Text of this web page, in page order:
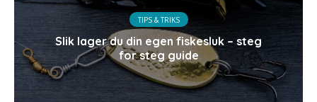
TIPS & TRIKS
Slik lager du din egen fiskesluk – steg
for steg guide